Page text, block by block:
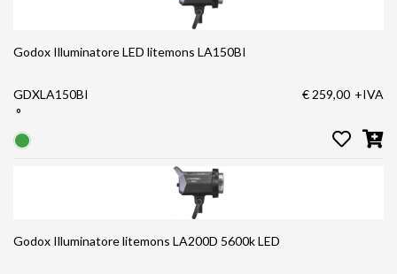
Godox Illuminatore LED litemons LA150BI
GDXLA150BI
°
€ 259,00 +IVA
Godox Illuminatore litemons LA200D 5600k LED